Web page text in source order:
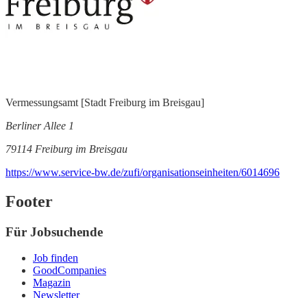
Vermessungsamt [Stadt Freiburg im Breisgau]
Berliner Allee 1
79114 Freiburg im Breisgau
https://www.service-bw.de/zufi/organisationseinheiten/6014696
Footer
Für Jobsuchende
Job finden
GoodCompanies
Magazin
Newsletter